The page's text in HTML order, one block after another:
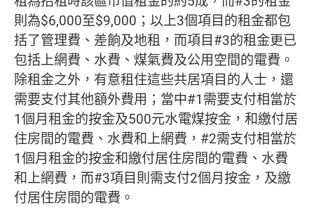
則為$6,000至$9,000；以上3個項目的租金都包
括了管理費、差餉及地租，而項目#3的租金更已
包括上網費、水費、煤氣費及公用空間的電費。
除租金之外，有意租住這些共居項目的人士，還
需要支付其他額外費用；當中#1需要支付相當於
1個月租金的按金及500元水電煤按金，和繳付居
住房間的電費、水費和上網費，#2需支付相當於
1個月租金的按金和繳付居住房間的電費、水費
和上網費，而#3項目則需支付2個月按金，及繳
付居住房間的電費。